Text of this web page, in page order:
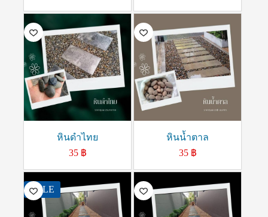
หินดำไทย
35 ฿
หินน้ำตาล
35 ฿
SALE